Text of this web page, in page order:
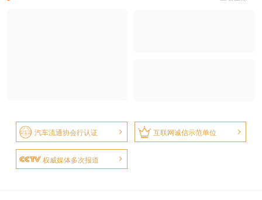
汽车流通协会行认证 互联网诚信示范单位
权威媒体多次报道